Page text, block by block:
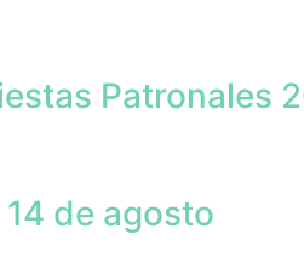
Patronales
de agosto